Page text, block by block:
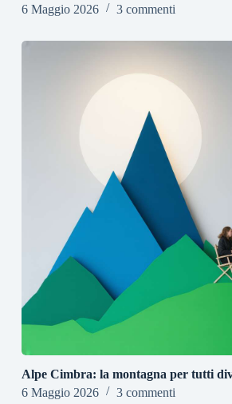
6 Maggio 2026
3 commenti
Alpe Cimbra: la montagna per tutti
6 Maggio 2026
3 commenti